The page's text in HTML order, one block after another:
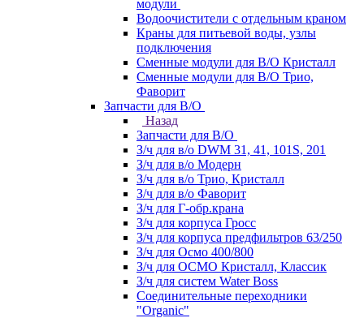
модули
Водоочистители с отдельным краном
Краны для питьевой воды, узлы
подключения
Сменные модули для В/О Кристалл
Сменные модули для В/О Трио,
Фаворит
Запчасти для В/О
Назад
Запчасти для В/О
З/ч для в/о DWM 31, 41, 101S, 201
З/ч для в/о Модерн
З/ч для в/о Трио, Кристалл
З/ч для в/о Фаворит
З/ч для Г-обр.крана
З/ч для корпуса Гросс
З/ч для корпуса предфильтров 63/250
З/ч для Осмо 400/800
З/ч для ОСМО Кристалл, Классик
З/ч для систем Water Boss
Соединительные переходники
"Organic"